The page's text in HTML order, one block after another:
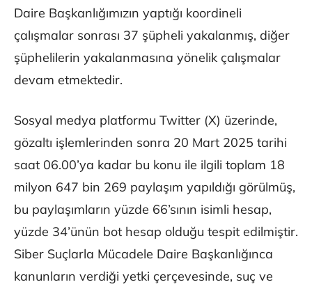
Daire Başkanlığımızın yaptığı koordineli
çalışmalar sonrası 37 şüpheli yakalanmış, diğer
şüphelilerin yakalanmasına yönelik çalışmalar
devam etmektedir.
Sosyal medya platformu Twitter (X) üzerinde,
gözaltı işlemlerinden sonra 20 Mart 2025 tarihi
saat 06.00’ya kadar bu konu ile ilgili toplam 18
milyon 647 bin 269 paylaşım yapıldığı görülmüş,
bu paylaşımların yüzde 66’sının isimli hesap,
yüzde 34’ünün bot hesap olduğu tespit edilmiştir.
Siber Suçlarla Mücadele Daire Başkanlığınca
kanunların verdiği yetki çerçevesinde, suç ve